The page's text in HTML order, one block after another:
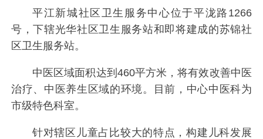
平江新城社区卫生服务中心位于平泷路1266
号，下辖光华社区卫生服务站和即将建成的苏锦社
区卫生服务站。
中医区域面积达到460平方米，将有效改善中医
治疗、中医养生区域的环境。目前，中心中医科为
市级特色科室。
针对辖区儿童占比较大的特点，构建儿科发展